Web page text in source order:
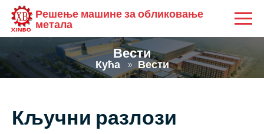
Решење машине за обликовање
метала
Вести
Кућа Вести
Кључни разлози